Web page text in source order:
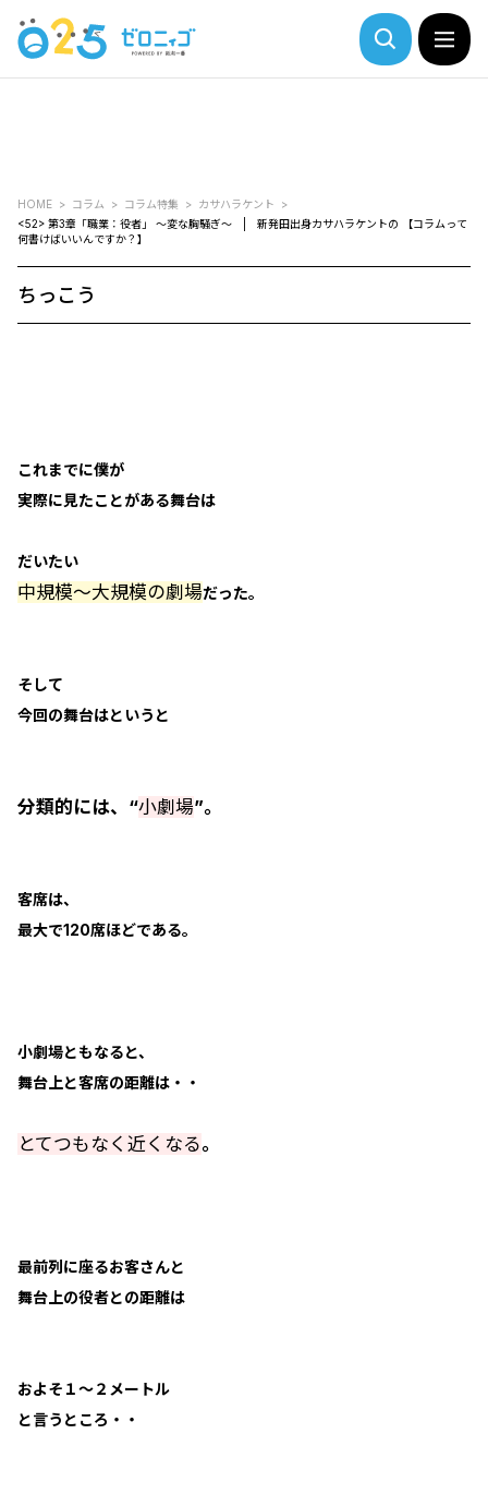
HOME コラム コラム特集
カサハラケント
<52> 第3章「職業：役者」 ～変な胸騒ぎ～ | 新発田出身カサハラケントの 【コラムって
何書けばいいんですか？】
ちっこう
これまでに僕が
実際に見たことがある舞台は
だいたい
中規模～大規模の劇場だった。
そして
今回の舞台はというと
分類的には、“小劇場”。
客席は、
最大で120席ほどである。
小劇場ともなると、
舞台上と客席の距離は・・
とてつもなく近くなる。
最前列に座るお客さんと
舞台上の役者との距離は
およそ１～２メートル
と言うところ・・